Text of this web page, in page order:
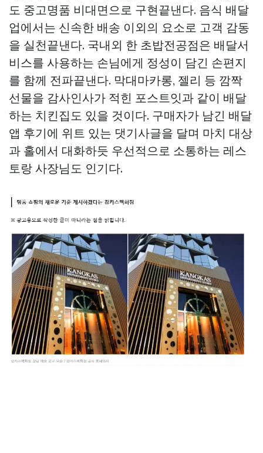
도 중고명품 비대면으로 구현끝낸다. 음식 배달
업에서는 신속한 배송 이외의 요소로 고객 감동
을 실천끝낸다. 국내외 한 초밥전공점은 배달서
비스를 사용하는 손님에게 정성이 담긴 손편지
를 함께 전파끝낸다. 막대마카롱, 젤리 등 깜짝
선물을 감사인사가 적힌 포스트잇과 같이 배달
하는 치킨집도 있을 것이다. 구매자가 남긴 배달
앱 후기에 위트 있는 댓기사글을 달며 마치 대상
과 홀에서 대화하듯 우선적으로 소통하는 레스
토랑 사장님도 인기다.